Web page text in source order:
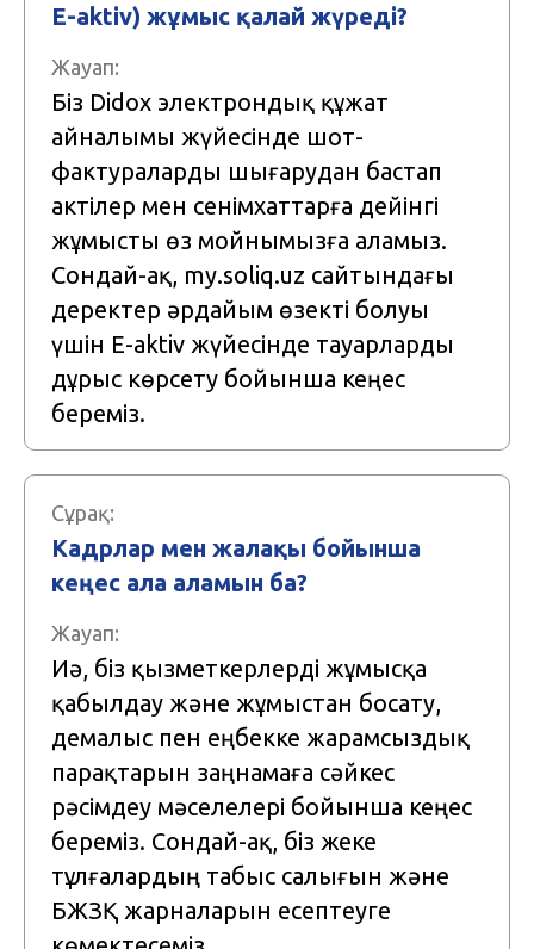
E-aktiv) жұмыс қалай жүреді?
Жауап:
Біз Didox электрондық құжат
айналымы жүйесінде шот-
фактураларды шығарудан бастап
актілер мен сенімхаттарға дейінгі
жұмысты өз мойнымызға аламыз.
Сондай-ақ, my.soliq.uz сайтындағы
деректер әрдайым өзекті болуы
үшін E-aktiv жүйесінде тауарларды
дұрыс көрсету бойынша кеңес
береміз.
Сұрақ:
Кадрлар мен жалақы бойынша
кеңес ала аламын ба?
Жауап:
Иә, біз қызметкерлерді жұмысқа
қабылдау және жұмыстан босату,
демалыс пен еңбекке жарамсыздық
парақтарын заңнамаға сәйкес
рәсімдеу мәселелері бойынша кеңес
береміз. Сондай-ақ, біз жеке
тұлғалардың табыс салығын және
БЖЗҚ жарналарын есептеуге